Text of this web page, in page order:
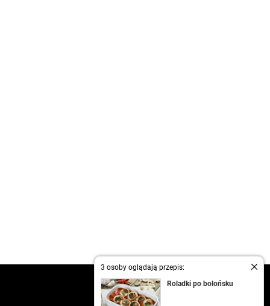
3 osoby oglądają przepis:
Roladki po bolońsku
kontakt
regulamin